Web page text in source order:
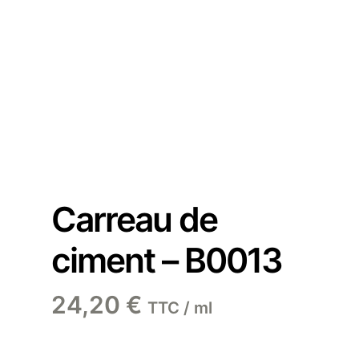
Carreau de
ciment – B0013
24,20 € TTC / ml